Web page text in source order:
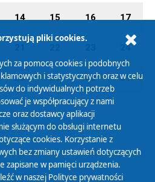
14 15 16 17
24
28 29 30 31
pliki cookies.
za pomocą cookies i podobnych
i statystycznych oraz w celu
do indywidualnych potrzeb
je współpracujący z nami
oraz dostawcy aplikacji
służącym do obsługi internetu
cookies. Korzystanie z
bez zmiany ustawień dotyczących
zapisane w pamięci urządzenia.
w naszej Polityce prywatności